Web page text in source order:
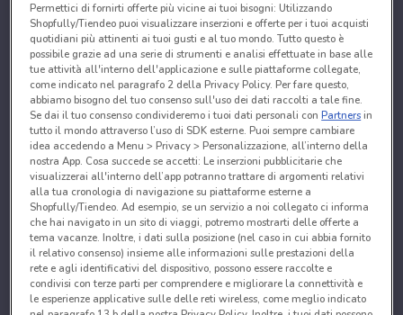
Permettici di fornirti offerte più vicine ai tuoi bisogni: Utilizzando
Shopfully/Tiendeo puoi visualizzare inserzioni e offerte per i tuoi acquisti
quotidiani più attinenti ai tuoi gusti e al tuo mondo. Tutto questo è
possibile grazie ad una serie di strumenti e analisi effettuate in base alle
tue attività all'interno dell'applicazione e sulle piattaforme collegate,
come indicato nel paragrafo 2 della Privacy Policy. Per fare questo,
abbiamo bisogno del tuo consenso sull'uso dei dati raccolti a tale fine.
Se dai il tuo consenso condivideremo i tuoi dati personali conPartnersin
tutto il mondo attraverso l’uso di SDK esterne. Puoi sempre cambiare
idea accedendo a Menu > Privacy > Personalizzazione, all’interno della
nostra App. Cosa succede se accetti: Le inserzioni pubblicitarie che
visualizzerai all'interno dell’app potranno trattare di argomenti relativi
alla tua cronologia di navigazione su piattaforme esterne a
Shopfully/Tiendeo. Ad esempio, se un servizio a noi collegato ci informa
che hai navigato in un sito di viaggi, potremo mostrarti delle offerte a
tema vacanze. Inoltre, i dati sulla posizione (nel caso in cui abbia fornito
il relativo consenso) insieme alle informazioni sulle prestazioni della
rete e agli identificativi del dispositivo, possono essere raccolte e
condivisi con terze parti per comprendere e migliorare la connettività e
le esperienze applicative sulle delle reti wireless, come meglio indicato